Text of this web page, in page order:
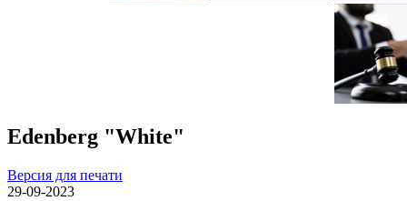
Edenberg "White"
Версия для печати
29-09-2023